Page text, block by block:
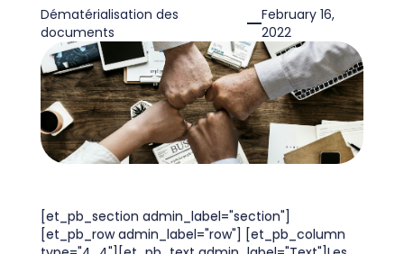
Dématérialisation des
documents
February 16,
2022
[et_pb_section admin_label="section"]
[et_pb_row admin_label="row"] [et_pb_column